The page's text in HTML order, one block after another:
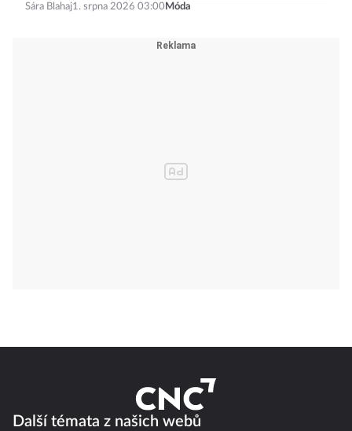
Sára Blahaj1. srpna 2026 03:00 Móda
Další témata z našich webů